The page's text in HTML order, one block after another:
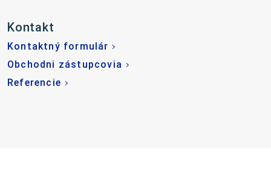
Kontakt
Kontaktný formulár
Obchodni zástupcovia
Referencie